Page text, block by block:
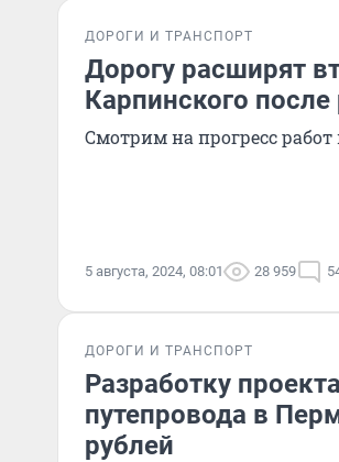
ДОРОГИ И ТРАНСПОРТ
Дорогу расширят
Карпинского
Смотрим на прогресс
5 августа, 2024, 08:01 28 959
ДОРОГИ И ТРАНСПОРТ
Разработку
путепровода в
рублей